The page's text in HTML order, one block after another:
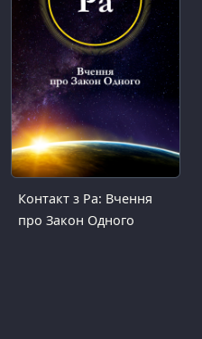
Контакт з Ра: Вчення
про Закон Одного